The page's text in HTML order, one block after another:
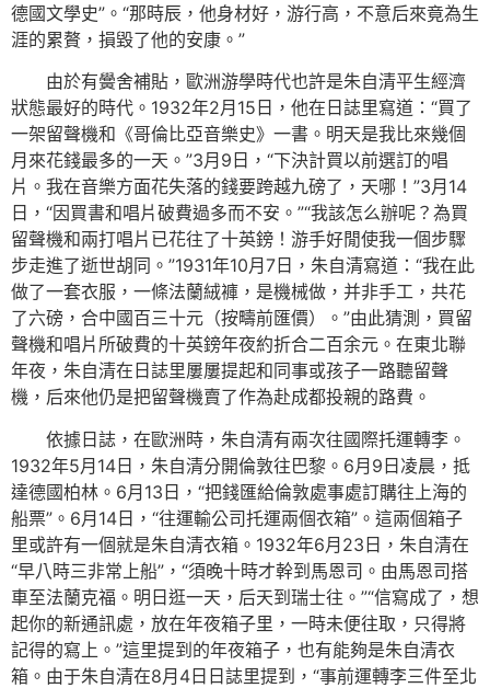
德國文學史”。“那時辰，他身材好，游行高，不意后來竟為生
涯的累贅，損毀了他的安康。”
由於有黌舍補貼，歐洲游學時代也許是朱自清平生經濟
狀態最好的時代。1932年2月15日，他在日誌里寫道：“買了
一架留聲機和《哥倫比亞音樂史》一書。明天是我比來幾個
月來花錢最多的一天。”3月9日，“下決計買以前選訂的唱
片。我在音樂方面花失落的錢要跨越九磅了，天哪！”3月14
日，“因買書和唱片破費過多而不安。”“我該怎么辦呢？為買
留聲機和兩打唱片已花往了十英鎊！游手好閒使我一個步驟
步走進了逝世胡同。”1931年10月7日，朱自清寫道：“我在此
做了一套衣服，一條法蘭絨褲，是機械做，并非手工，共花
了六磅，合中國百三十元（按疇前匯價）。”由此猜測，買留
聲機和唱片所破費的十英鎊年夜約折合二百余元。在東北聯
年夜，朱自清在日誌里屢屢提起和同事或孩子一路聽留聲
機，后來他仍是把留聲機賣了作為赴成都投親的路費。
依據日誌，在歐洲時，朱自清有兩次往國際托運轉李。
1932年5月14日，朱自清分開倫敦往巴黎。6月9日凌晨，抵
達德國柏林。6月13日，“把錢匯給倫敦處事處訂購往上海的
船票”。6月14日，“往運輸公司托運兩個衣箱”。這兩個箱子
里或許有一個就是朱自清衣箱。1932年6月23日，朱自清在
“早八時三非常上船”，“須晚十時才幹到馬恩司。由馬恩司搭
車至法蘭克福。明日逛一天，后天到瑞士往。”“信寫成了，想
起你的新通訊處，放在年夜箱子里，一時未便往取，只得將
記得的寫上。”這里提到的年夜箱子，也有能夠是朱自清衣
箱。由于朱自清在8月4日日誌里提到，“事前運轉李三件至北